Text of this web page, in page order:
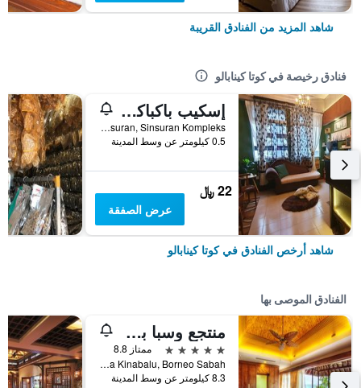
شاهد المزيد من الفنادق القريبة
فنادق رخيصة في كوتا كينابالو
إسكيب باكباكرز كاي كي
Unit Lot 8 Block J, 3rd Floor, Jalan Sinsuran, Sinsuran Kompleks, كوتا كينابالو, ماليزيا
0.5 كيلومتر عن وسط المدينة
22 ﷼
عرض الصفقة
شاهد أرخص الفنادق في كوتا كينابالو
الفنادق الموصى بها
منتجع وسبا بونغا رايا آيلاند
5 نجوم
ممتاز 8.8
Polish Bay Gaya Island Po Box 22036, 88778 Luyang Kota Kinabalu, Borneo Sabah, كوتا كينابالو, ماليزيا
8.3 كيلومتر عن وسط المدينة